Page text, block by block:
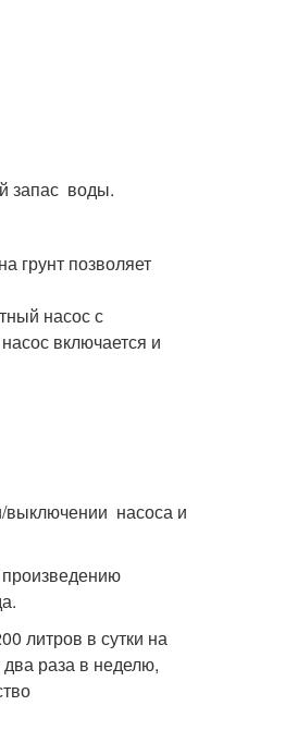
запас воды.
грунт позволяет
насос с
включается и
выключении насоса и
литров в сутки на
раза в неделю,